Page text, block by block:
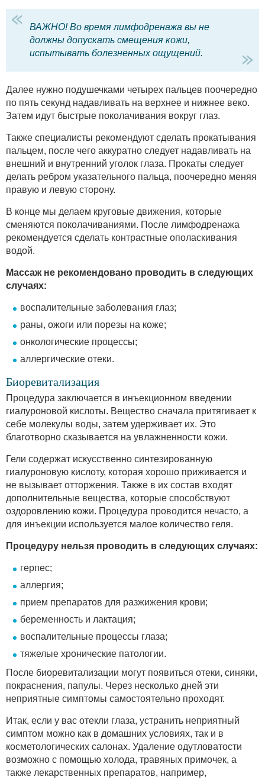
ВАЖНО! Во время лимфодренажа вы не
должны допускать смещения кожи,
испытывать болезненных ощущений.
Далее нужно подушечками четырех пальцев поочередно
по пять секунд надавливать на верхнее и нижнее веко.
Затем идут быстрые поколачивания вокруг глаз.
Также специалисты рекомендуют сделать прокатывания
пальцем, после чего аккуратно следует надавливать на
внешний и внутренний уголок глаза. Прокаты следует
делать ребром указательного пальца, поочередно меняя
правую и левую сторону.
В конце мы делаем круговые движения, которые
сменяются поколачиваниями. После лимфодренажа
рекомендуется сделать контрастные ополаскивания
водой.
Массаж не рекомендовано проводить в следующих
случаях:
воспалительные заболевания глаз;
раны, ожоги или порезы на коже;
онкологические процессы;
аллергические отеки.
Биоревитализация
Процедура заключается в инъекционном введении
гиалуроновой кислоты. Вещество сначала притягивает к
себе молекулы воды, затем удерживает их. Это
благотворно сказывается на увлажненности кожи.
Гели содержат искусственно синтезированную
гиалуроновую кислоту, которая хорошо приживается и
не вызывает отторжения. Также в их состав входят
дополнительные вещества, которые способствуют
оздоровлению кожи. Процедура проводится нечасто, а
для инъекции используется малое количество геля.
Процедуру нельзя проводить в следующих случаях:
герпес;
аллергия;
прием препаратов для разжижения крови;
беременность и лактация;
воспалительные процессы глаза;
тяжелые хронические патологии.
После биоревитализации могут появиться отеки, синяки,
покраснения, папулы. Через несколько дней эти
неприятные симптомы самостоятельно проходят.
Итак, если у вас отекли глаза, устранить неприятный
симптом можно как в домашних условиях, так и в
косметологических салонах. Удаление одутловатости
возможно с помощью холода, травяных примочек, а
также лекарственных препаратов, например,